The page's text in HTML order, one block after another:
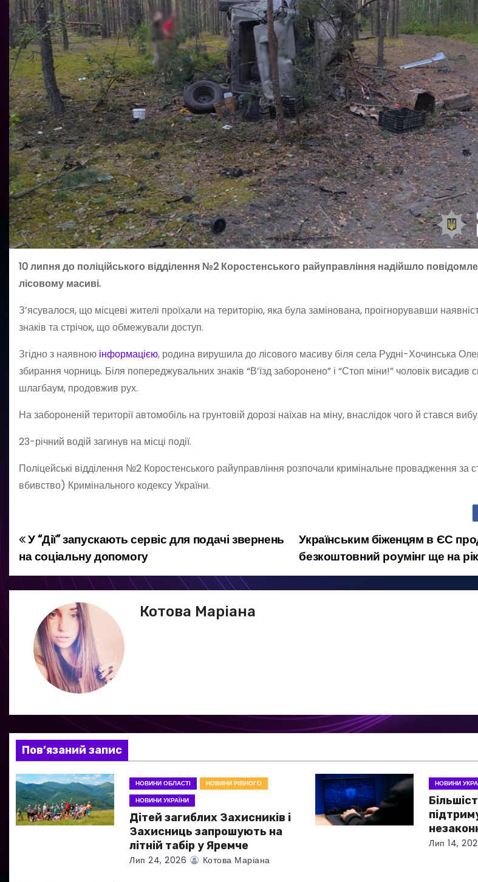
10 липня до поліційського відділення №2 Коростенського райуправління надійшло
лісовому масиві.
З’ясувалося, що місцеві жителі проїхали на територію, яка була замінована, проігнорувавши
знаків та стрічок, що обмежували доступ.
Згідно з наявною інформацією, родина вирушила до лісового масиву біля села Рудні-Хочинська
збирання чорниць. Біля попереджувальних знаків “В’їзд заборонено” і “Стоп міни!” чоловік висадив
шлагбаум, продовжив рух.
На забороненій території автомобіль на грунтовій дорозі наїхав на міну, внаслідок чого й стався
23-річний водій загинув на місці події.
Поліцейські відділення №2 Коростенського райуправління розпочали кримінальне провадження за
вбивство) Кримінального кодексу України.
Н
а
в
і
я
з
а
п
Українським біженцям в ЄС
безкоштовний роумінг ще на
У “Дії” запускають сервіс для подачі звернень
на соціальну допомогу
Котова Маріана
Пов’язаний запис
НОВИНИ ОБЛАСТІ
НОВИНИ РІВНОГО
НОВИНИ УКРАЇНИ
Дітей загиблих Захисників і
Захисниць запрошують на
літній табір у Яремче
Лип 24, 2026 Котова Маріана
НОВИНИ
Лип 14,